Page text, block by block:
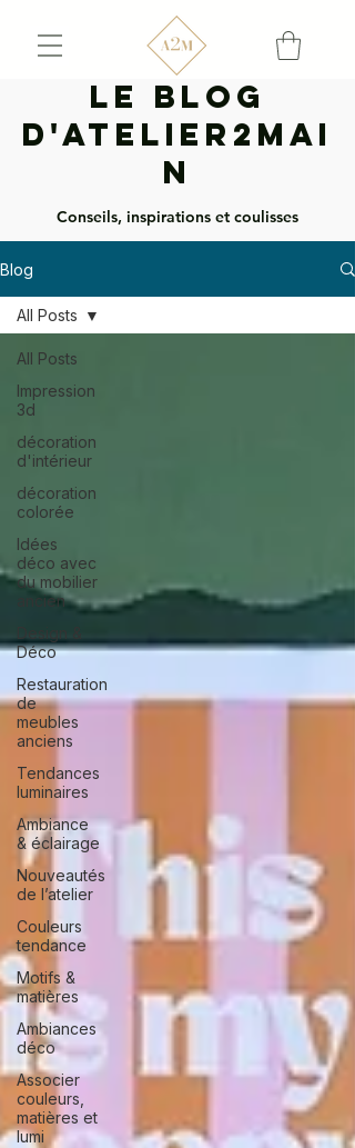
Le Blog
d'Atelier2mai
n
Conseils, inspirations et coulisses
Blog
All Posts
Impression
3d
décoration
d'intérieur
décoration
colorée
Idées
déco avec
du mobilier
ancien
Déco
Restauration
de
meubles
anciens
Tendances
luminaires
Ambiance
& éclairage
Nouveautés
de l’atelier
Couleurs
tendance
Motifs &
matières
Ambiances
déco
Associer
couleurs,
matières et
lumi
All Posts